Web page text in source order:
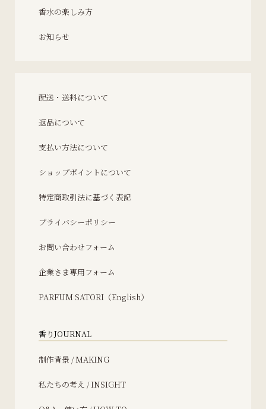
香水の楽しみ方
お知らせ
配送・送料について
返品について
支払い方法について
ショップポイントについて
特定商取引法に基づく表記
プライバシーポリシー
お問い合わせフォーム
企業さま専用フォーム
PARFUM SATORI（English）
香りJOURNAL
制作背景 / MAKING
私たちの考え / INSIGHT